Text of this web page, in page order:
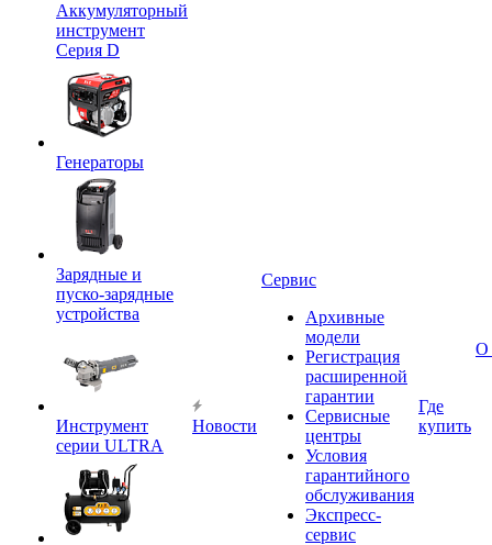
Аккумуляторный
инструмент
Серия D
Генераторы
Зарядные и
пуско-зарядные
устройства
Инструмент
серии ULTRA
Новости
Сервис
Архивные
модели
Регистрация
расширенной
гарантии
Сервисные
центры
Условия
гарантийного
обслуживания
Экспресс-
сервис
Где
купить
О